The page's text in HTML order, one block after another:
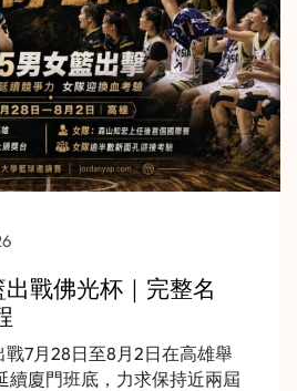
戰佛光杯｜完整名
7月28日至8月2日在高雄舉
續廈門班底，力求保持近兩屆